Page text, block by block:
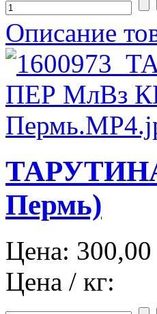
Описание
Пермь)
Цена: 300,00
Цена / кг: